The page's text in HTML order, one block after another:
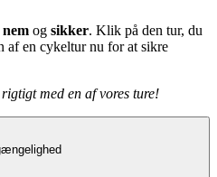
og sikker. Klik på den tur, du
af en cykeltur nu for at sikre
med en af vores ture!